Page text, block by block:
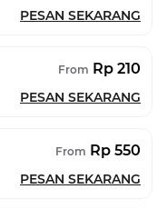
PESAN SEKARANG
From Rp 210
PESAN SEKARANG
From Rp 550
PESAN SEKARANG